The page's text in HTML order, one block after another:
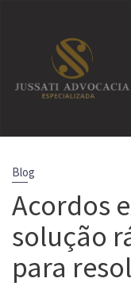
Blog
Acordos
solução
para